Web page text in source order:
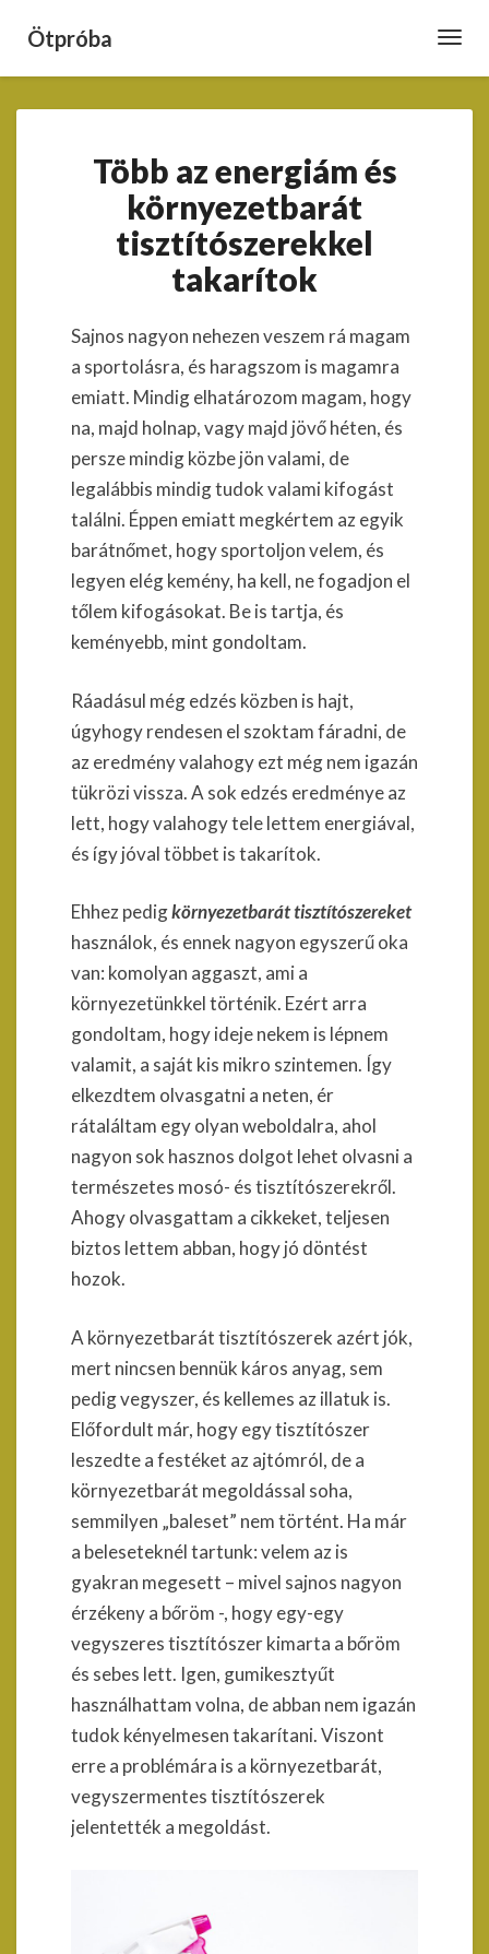
Ötpróba
az
energiám
és
környezetbarát
tisztítószerekkel
takarítok
Több az energiám és
környezetbarát
tisztítószerekkel
takarítok
Sajnos nagyon nehezen veszem rá magam
a sportolásra, és haragszom is magamra
emiatt. Mindig elhatározom magam, hogy
na, majd holnap, vagy majd jövő héten, és
persze mindig közbe jön valami, de
legalábbis mindig tudok valami kifogást
találni. Éppen emiatt megkértem az egyik
barátnőmet, hogy sportoljon velem, és
legyen elég kemény, ha kell, ne fogadjon el
tőlem kifogásokat. Be is tartja, és
keményebb, mint gondoltam.
Ráadásul még edzés közben is hajt,
úgyhogy rendesen el szoktam fáradni, de
az eredmény valahogy ezt még nem igazán
tükrözi vissza. A sok edzés eredménye az
lett, hogy valahogy tele lettem energiával,
és így jóval többet is takarítok.
Ehhez pedigkörnyezetbarát tisztítószereket
használok, és ennek nagyon egyszerű oka
van: komolyan aggaszt, ami a
környezetünkkel történik. Ezért arra
gondoltam, hogy ideje nekem is lépnem
valamit, a saját kis mikro szintemen. Így
elkezdtem olvasgatni a neten, ér
rátaláltam egy olyan weboldalra, ahol
nagyon sok hasznos dolgot lehet olvasni a
természetes mosó- és tisztítószerekről.
Ahogy olvasgattam a cikkeket, teljesen
biztos lettem abban, hogy jó döntést
hozok.
A környezetbarát tisztítószerek azért jók,
mert nincsen bennük káros anyag, sem
pedig vegyszer, és kellemes az illatuk is.
Előfordult már, hogy egy tisztítószer
leszedte a festéket az ajtómról, de a
környezetbarát megoldással soha,
semmilyen „baleset” nem történt. Ha már
a beleseteknél tartunk: velem az is
gyakran megesett – mivel sajnos nagyon
érzékeny a bőröm -, hogy egy-egy
vegyszeres tisztítószer kimarta a bőröm
és sebes lett. Igen, gumikesztyűt
használhattam volna, de abban nem igazán
tudok kényelmesen takarítani. Viszont
erre a problémára is a környezetbarát,
vegyszermentes tisztítószerek
jelentették a megoldást.